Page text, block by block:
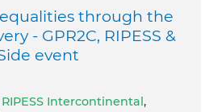
through the
- GPR2C, RIPESS &
event
RIPESS Intercontinental,